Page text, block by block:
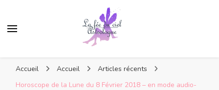
Accueil Accueil
Articles récents
Horoscope de la Lune du 8 Février 2018 – en mode audio-